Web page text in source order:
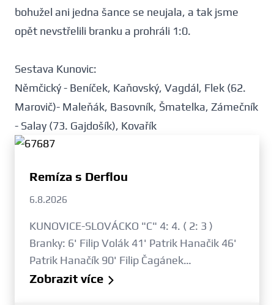
bohužel ani jedna šance se neujala, a tak jsme
opět nevstřelili branku a prohráli 1:0.
Sestava Kunovic:
Němčický - Beníček, Kaňovský, Vagdál, Flek (62.
Marovič)- Maleňák, Basovník, Šmatelka, Zámečník
- Salay (73. Gajdošík), Kovařík
Remíza s Derflou
6.8.2026
KUNOVICE-SLOVÁCKO "C" 4: 4. ( 2: 3 )
Branky: 6' Filip Volák 41' Patrik Hanačik 46'
Patrik Hanačík 90' Filip Čagánek…
Zobrazit více